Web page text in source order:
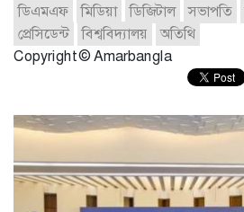
ডিএমএফ মিডিয়া ডিজিটাল সভাপতি
প্রেসিডেন্ট
বিশ্ববিদ্যালয়
অতিথি
Copyright © Amarbangla